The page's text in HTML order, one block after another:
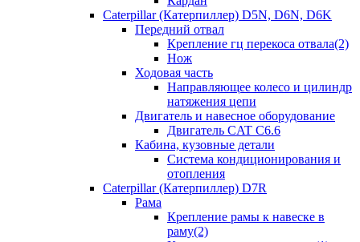
Caterpillar (Катерпиллер) D5N, D6N, D6K
Передний отвал
Крепление гц перекоса отвала(2)
Нож
Ходовая часть
Направляющее колесо и цилиндр
натяжения цепи
Двигатель и навесное оборудование
Двигатель CAT C6.6
Кабина, кузовные детали
Система кондиционирования и
отопления
Caterpillar (Катерпиллер) D7R
Рама
Крепление рамы к навеске в
раму(2)